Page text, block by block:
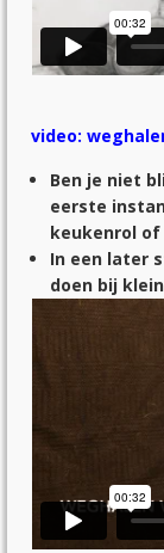
video:
Ben je niet
eerste
keukenrol of
In een later
doen bij